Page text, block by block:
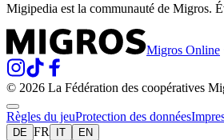
Migipedia est la communauté de Migros.
Migros Online
© 2026 La Fédération des coopératives
Règles du jeuProtection des données
DE FR IT EN